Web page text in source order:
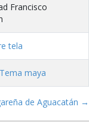
Francisco
tela
Tema maya
de Aguacatán →